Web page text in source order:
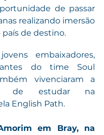
de passar
realizando imersão
de destino.
embaixadores,
do time Soul
vivenciaram a
de estudar na
English Path.
em Bray, na